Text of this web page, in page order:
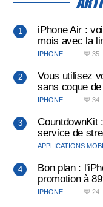
iPhone Air :
mois avec la
IPHONE 💬 35
Vous utilisez
sans coque
IPHONE 💬 34
CountdownKit
service de
APPLICATIONS
Bon plan :
promotion à
IPHONE 💬 24